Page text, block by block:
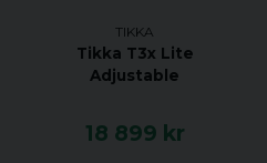
TIKKA
Tikka T3x Lite
Adjustable
18 899 kr